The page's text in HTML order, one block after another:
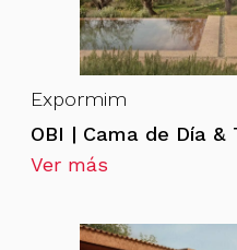
Expormim
OBI | Cama de Día &
Ver más